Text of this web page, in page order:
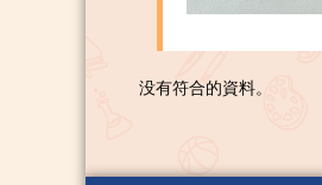
没有符合的資料。